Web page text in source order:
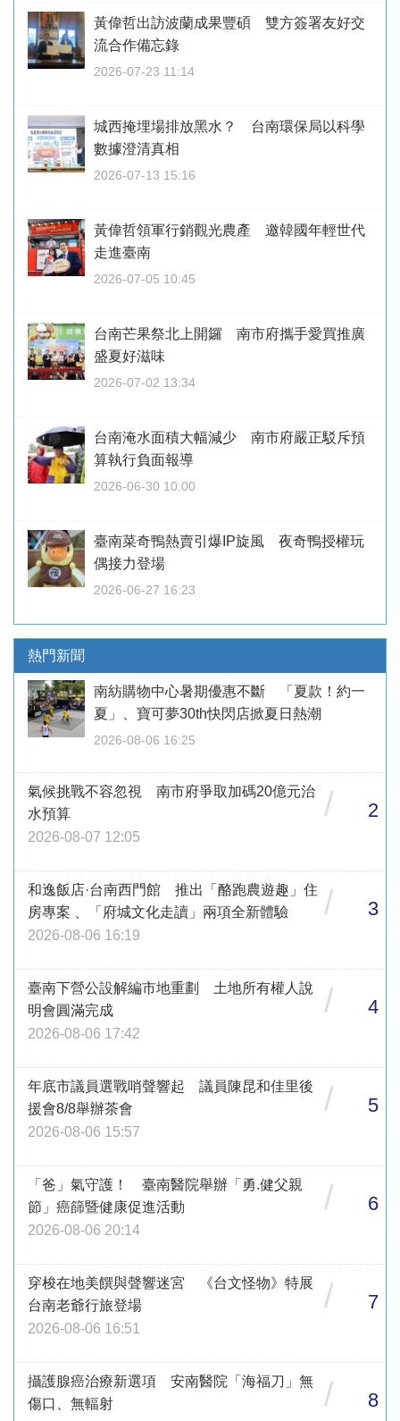
黃偉哲出訪波蘭成果豐碩 雙方簽署友好交
流合作備忘錄
2026-07-23 11:14
城西掩埋場排放黑水？ 台南環保局以科學
數據澄清真相
2026-07-13 15:16
黃偉哲領軍行銷觀光農產 邀韓國年輕世代
走進臺南
2026-07-05 10:45
台南芒果祭北上開鑼 南市府攜手愛買推廣
盛夏好滋味
2026-07-02 13:34
台南淹水面積大幅減少 南市府嚴正駁斥預
算執行負面報導
2026-06-30 10:00
臺南菜奇鴨熱賣引爆IP旋風 夜奇鴨授權玩
偶接力登場
2026-06-27 16:23
熱門新聞
南紡購物中心暑期優惠不斷 「夏款！約一
夏」、寶可夢30th快閃店掀夏日熱潮
2026-08-06 16:25
氣候挑戰不容忽視 南市府爭取加碼20億元治
水預算
2026-08-07 12:05
/ 2
和逸飯店·台南西門館 推出「酪跑農遊趣」住
房專案 、「府城文化走讀」兩項全新體驗
2026-08-06 16:19
/ 3
臺南下營公設解編市地重劃 土地所有權人說
明會圓滿完成
2026-08-06 17:42
/ 4
年底市議員選戰哨聲響起 議員陳昆和佳里後
援會8/8舉辦茶會
2026-08-06 15:57
/ 5
「爸」氣守護！ 臺南醫院舉辦「勇.健父親
節」癌篩暨健康促進活動
2026-08-06 20:14
/ 6
穿梭在地美饌與聲響迷宮 《台文怪物》特展
台南老爺行旅登場
2026-08-06 16:51
/ 7
攝護腺癌治療新選項 安南醫院「海福刀」無
傷口、無輻射
/ 8